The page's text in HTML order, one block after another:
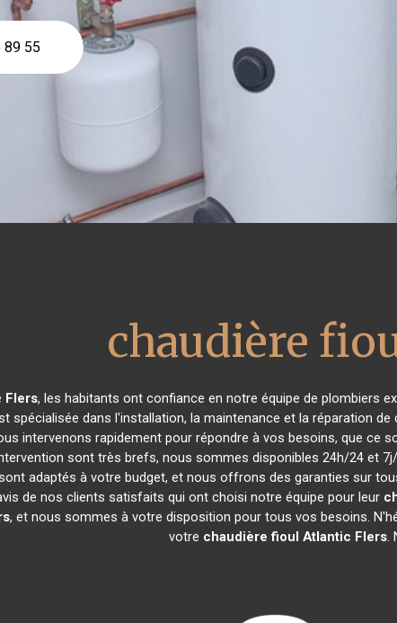
89 55
chaudière
Flers, les habitants ont confiance en notre équipe de plombiers
spécialisée dans l'installation, la maintenance et la réparation
intervenons rapidement pour répondre à vos besoins, que ce
sont très brefs, nous sommes disponibles 24h/24 et
sont adaptés à votre budget, et nous offrons des garanties sur
de nos clients satisfaits qui ont choisi notre équipe pour leur
, et nous sommes à votre disposition pour tous vos besoins.
votre chaudière fioul Atlantic Flers.